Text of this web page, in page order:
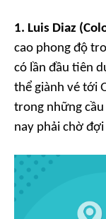
1. Luis Diaz
cao phong độ
có lần đầu tiên
thể giành vé tới
trong những
nay phải chờ đợi